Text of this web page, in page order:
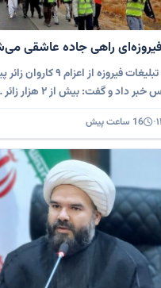
رئیس اداره تبلیغات فیروزه از اعزام
داد و گفت: بیش از ۲ هزار زائر …
· 16 ساعت پیش